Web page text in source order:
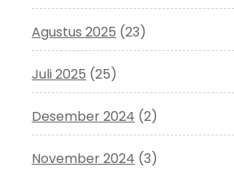
Agustus 2025 (23)
Juli 2025 (25)
Desember 2024 (2)
November 2024 (3)